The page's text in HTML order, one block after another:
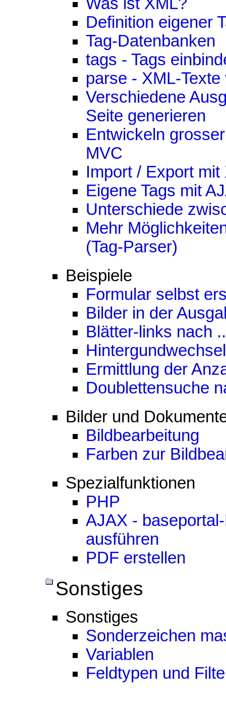
Definition eigener
Tag-Datenbanken
tags - Tags
parse - XML-
Verschiedene
Seite generieren
Entwickeln
MVC
Import / Export mit
Eigene Tags mit
Unterschiede
Mehr
(Tag-Parser)
Beispiele
Formular selbst
Bilder in der
Blätter-links nach
Ermittlung der
Doublettensuche
Bilder und
Bildbearbeitung
Farben zur
Spezialfunktionen
PHP
AJAX -
ausführen
PDF erstellen
Sonstiges
Sonstiges
Sonderzeichen
Variablen
Feldtypen und